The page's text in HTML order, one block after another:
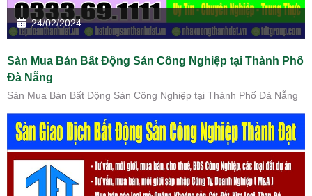
24/02/2024
Sàn Mua Bán Bất Động Sản Công Nghiệp tại Thành Phố
Đà Nẵng
Sàn Mua Bán Bất Động Sản Công Nghiệp tại Thành Phố Đà Nẵng